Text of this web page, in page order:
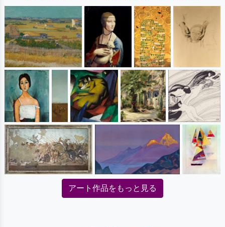
アート作品をもっと見る